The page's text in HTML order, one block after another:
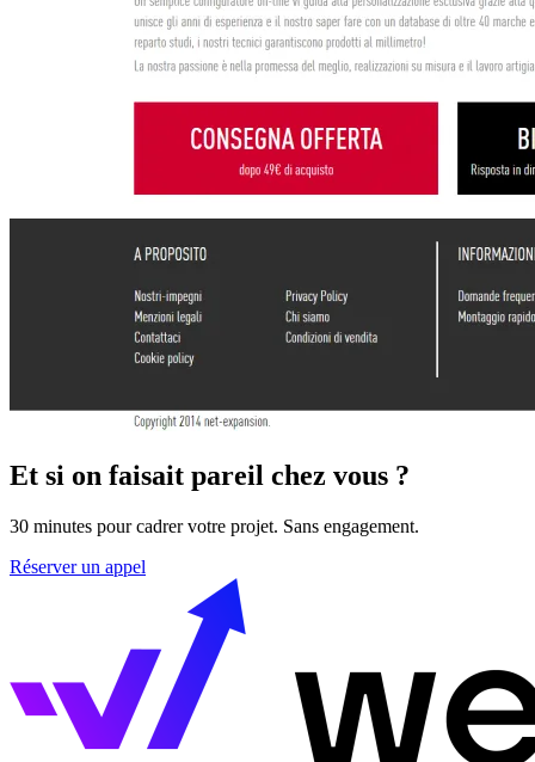
Et si on faisait pareil chez vous ?
30 minutes pour cadrer votre projet. Sans engagement.
Réserver un appel